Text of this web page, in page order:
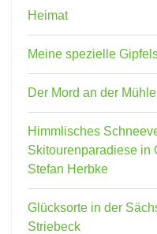
Heimat
Meine spezielle
Der Mord an der
Himmlisches
Skitourenparadiese in
Stefan Herbke
Glücksorte in der
Striebeck